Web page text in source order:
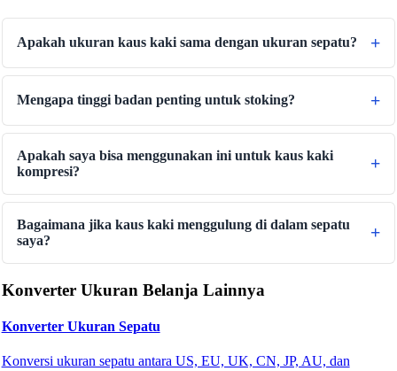
Apakah ukuran kaus kaki sama dengan ukuran sepatu?
Mengapa tinggi badan penting untuk stoking?
Apakah saya bisa menggunakan ini untuk kaus kaki
kompresi?
Bagaimana jika kaus kaki menggulung di dalam sepatu
saya?
Konverter Ukuran Belanja Lainnya
Konverter Ukuran Sepatu
Konversi ukuran sepatu antara US, EU, UK, CN, JP, AU, dan